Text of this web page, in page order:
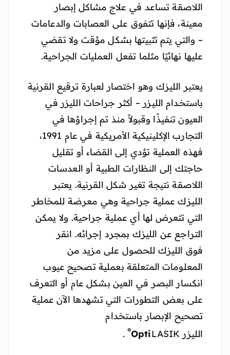
اللاصقة تساعد في علاج مشاكل إبصار
معينة، فإنها تتفوق على العصابات والدعامات
– والتي يتم تثبيتها بشكل مؤقت ولا تقضي
عليها نهائيًا مثلما تفعل العمليات الجراحية.
يعتبر الليزك وهو اختصار لعبارة ترقيع القرنية
باستخدام الليزر – أكثر جراحات الليزر في
العيون تنفيذًا وقبولاً منذ تم إجراؤها في
التجارب الإكلينيكية الأمريكية في عام 1991،
فهذه العملية تؤدي إلى القضاء أو تقليل
حاجتك إلى النظارات الطبية أو العدسات
اللاصقة نتيجة تغير شكل القرنية. يعتبر
الليزك عملية جراحية وهي معرضة للمخاطر
التي تتعرض لها أي عملية جراحية. ولا يمكن
التراجع عن الليزك بمجرد إجرائه. انقر
فوق الليزك للحصول على مزيد من
المعلومات المتعلقة بعملية تصحيح عيوب
انكسار البصر في العين بشكل عام أو التعرف
على بعض التطورات التي تشهدها الآن عملية
تصحيح الإبصار باستخدام
الليزر
OptiLASIK
®
.